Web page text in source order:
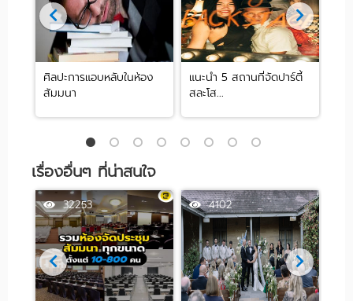
ศิลปะการแอบหลับในห้อง
สัมมนา
แนะนำ 5 สถานที่จัดปาร์ตี้
สละโส...
เรื่องอื่นๆ ที่น่าสนใจ
32253 4102